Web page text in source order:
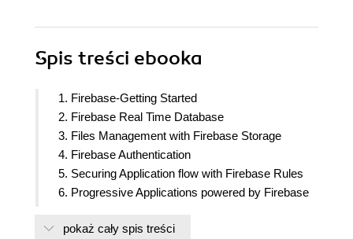
Spis treści ebooka
1. Firebase-Getting Started
2. Firebase Real Time Database
3. Files Management with Firebase Storage
4. Firebase Authentication
5. Securing Application flow with Firebase Rules
6. Progressive Applications powered by Firebase
8. Extend Firebase with Cloud Functions
pokaż cały spis treści